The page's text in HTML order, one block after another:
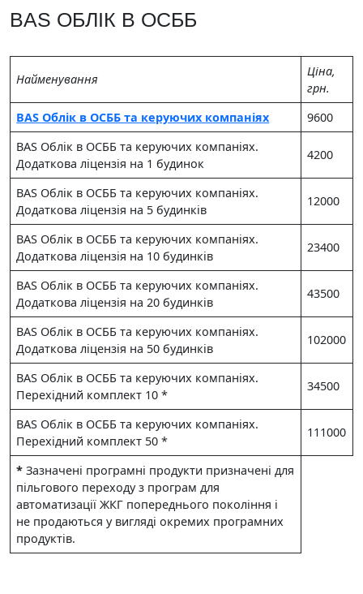
BAS ОБЛІК В ОСББ
Найменування
Цiна,
грн.
BAS Облік в ОСББ та керуючих компаніях
9600
BAS Облік в ОСББ та керуючих компаніях.
Додаткова ліцензія на 1 будинок
4200
BAS Облік в ОСББ та керуючих компаніях.
Додаткова ліцензія на 5 будинків
12000
BAS Облік в ОСББ та керуючих компаніях.
Додаткова ліцензія на 10 будинків
23400
BAS Облік в ОСББ та керуючих компаніях.
Додаткова ліцензія на 20 будинків
43500
BAS Облік в ОСББ та керуючих компаніях.
Додаткова ліцензія на 50 будинків
102000
BAS Облік в ОСББ та керуючих компаніях.
Перехідний комплект 10 *
34500
BAS Облік в ОСББ та керуючих компаніях.
Перехідний комплект 50 *
111000
*Зазначені програмні продукти призначені для
пільгового переходу з програм для
автоматизації ЖКГ попереднього покоління і
не продаються у вигляді окремих програмних
продуктів.